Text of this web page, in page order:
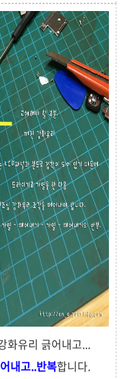
화유리 긁어내고...
내고..반복합니다.